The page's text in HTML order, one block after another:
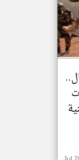
الدولة
من الصومال
مدار الساعة
والمباشرة